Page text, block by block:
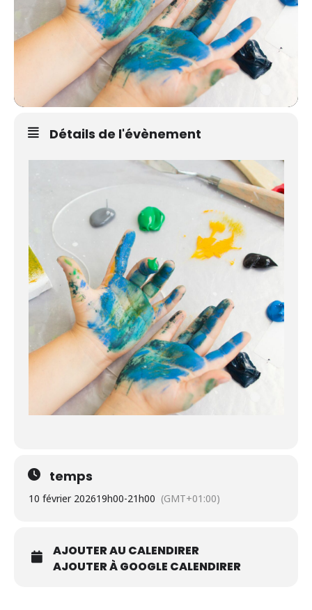
Détails de l'évènement
temps
10 février 202619h00-21h00 (GMT+01:00)
AJOUTER AU CALENDIRER
AJOUTER À GOOGLE CALENDIRER